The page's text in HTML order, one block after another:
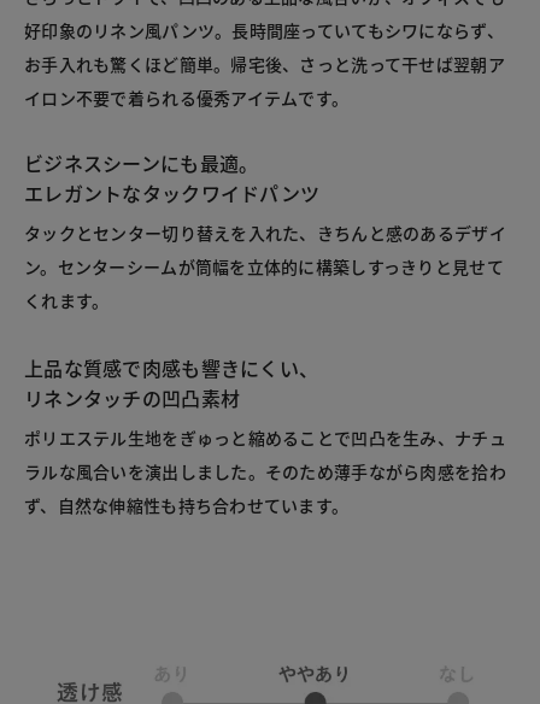
好印象のリネン風パンツ。長時間座っていてもシワにならず、
お手入れも驚くほど簡単。帰宅後、さっと洗って干せば翌朝ア
イロン不要で着られる優秀アイテムです。
ビジネスシーンにも最適。
エレガントなタックワイドパンツ
タックとセンター切り替えを入れた、きちんと感のあるデザイ
ン。センターシームが筒幅を立体的に構築しすっきりと見せて
くれます。
上品な質感で肉感も響きにくい、
リネンタッチの凹凸素材
ポリエステル生地をぎゅっと縮めることで凹凸を生み、ナチュ
ラルな風合いを演出しました。そのため薄手ながら肉感を拾わ
ず、自然な伸縮性も持ち合わせています。